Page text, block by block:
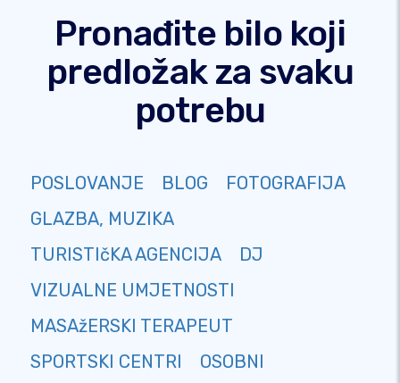
Pronađite bilo koji
predložak za svaku
potrebu
POSLOVANJE BLOG
FOTOGRAFIJA
GLAZBA, MUZIKA
TURISTIčKA AGENCIJA
DJ
VIZUALNE UMJETNOSTI
MASAžERSKI TERAPEUT
SPORTSKI CENTRI
OSOBNI